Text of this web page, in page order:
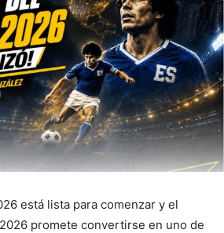
está lista para comenzar y el
promete convertirse en uno de